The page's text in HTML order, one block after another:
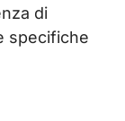
di
specifiche